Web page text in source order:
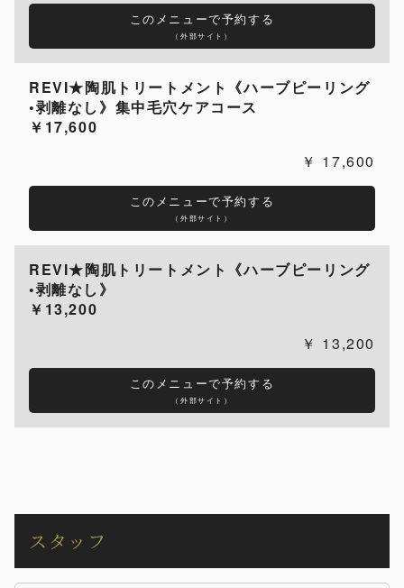
このメニューで予約する
（外部サイト）
REVI★陶肌トリートメント《ハーブピーリング
•剥離なし》集中毛穴ケアコース
￥17,600
17,600
このメニューで予約する
（外部サイト）
REVI★陶肌トリートメント《ハーブピーリング
•剥離なし》
￥13,200
13,200
このメニューで予約する
（外部サイト）
スタッフ